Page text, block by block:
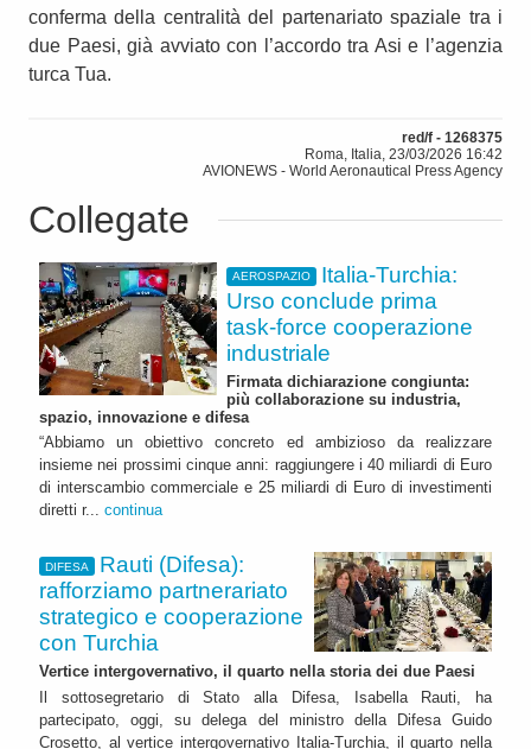
conferma della centralità del partenariato spaziale tra i
due Paesi, già avviato con l’accordo tra Asi e l’agenzia
turca Tua.
red/f - 1268375
Roma, Italia, 23/03/2026 16:42
AVIONEWS - World Aeronautical Press Agency
Collegate
AEROSPAZIO
Italia-Turchia:
Urso conclude prima
task-force cooperazione
industriale
Firmata dichiarazione congiunta:
più collaborazione su industria,
spazio, innovazione e difesa
“Abbiamo un obiettivo concreto ed ambizioso da realizzare
insieme nei prossimi cinque anni: raggiungere i 40 miliardi di Euro
di interscambio commerciale e 25 miliardi di Euro di investimenti
diretti r... continua
DIFESA
Rauti (Difesa):
rafforziamo partnerariato
strategico e cooperazione
con Turchia
Vertice intergovernativo, il quarto nella storia dei due Paesi
Il sottosegretario di Stato alla Difesa, Isabella Rauti, ha
partecipato, oggi, su delega del ministro della Difesa Guido
Crosetto, al vertice intergovernativo Italia-Turchia, il quarto nella